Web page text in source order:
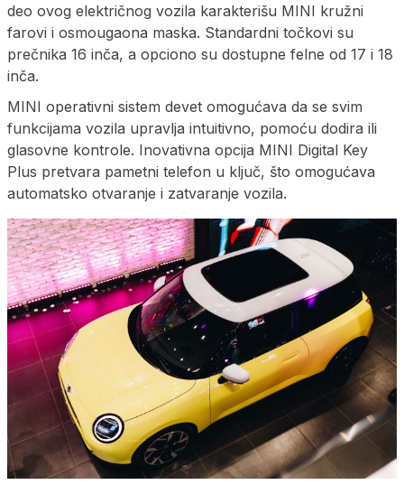
deo ovog električnog vozila karakterišu MINI kružni
farovi i osmougaona maska. Standardni točkovi su
prečnika 16 inča, a opciono su dostupne felne od 17 i 18
inča.
MINI operativni sistem devet omogućava da se svim
funkcijama vozila upravlja intuitivno, pomoću dodira ili
glasovne kontrole. Inovativna opcija MINI Digital Key
Plus pretvara pametni telefon u ključ, što omogućava
automatsko otvaranje i zatvaranje vozila.